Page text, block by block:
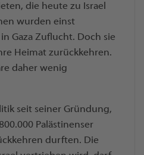
die heute zu Israel
wurden einst
Gaza Zuflucht. Doch sie
Heimat zurückkehren.
daher wenig
seit seiner Gründung,
Palästinenser
durften. Die